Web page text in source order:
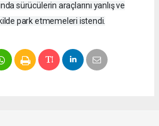
sürücülerin araçlarını yanlış ve
park etmemeleri istendi.